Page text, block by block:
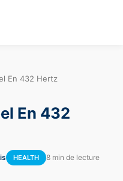
En 432 Hertz
En 432
HEALTH 8 min de lecture